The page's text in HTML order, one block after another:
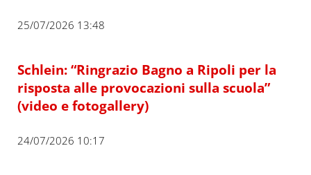
25/07/2026 13:48
Schlein: “Ringrazio Bagno a Ripoli per la
risposta alle provocazioni sulla scuola”
(video e fotogallery)
24/07/2026 10:17